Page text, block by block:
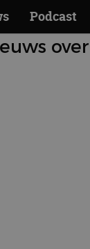
Podcast
over